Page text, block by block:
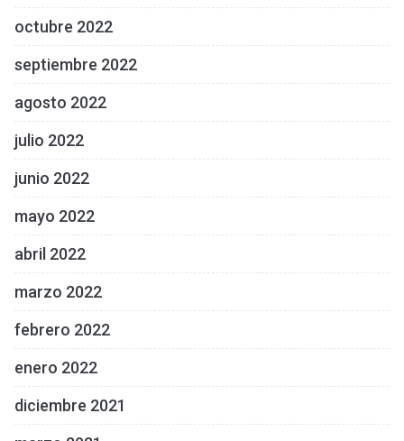
octubre 2022
septiembre 2022
agosto 2022
julio 2022
junio 2022
mayo 2022
abril 2022
marzo 2022
febrero 2022
enero 2022
diciembre 2021